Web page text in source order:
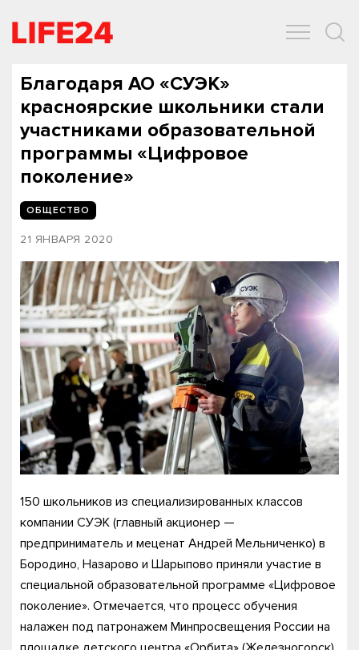
Благодаря АО «СУЭК»
красноярские школьники стали
участниками образовательной
программы «Цифровое
поколение»
ОБЩЕСТВО
21 ЯНВАРЯ 2020
150 школьников из специализированных классов
компании СУЭК (главный акционер —
предприниматель и меценат Андрей Мельниченко) в
Бородино, Назарово и Шарыпово приняли участие в
специальной образовательной программе «Цифровое
поколение». Отмечается, что процесс обучения
налажен под патронажем Минпросвещения России на